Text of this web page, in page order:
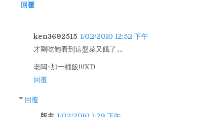
回覆
ken3692515 1/02/2010 12:52 下午
才剛吃飽看到這盤菜又餓了....
老闆~加一桶飯!!!XD
回覆
回覆